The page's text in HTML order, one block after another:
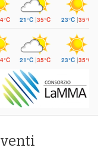
21°C |35°C 23°C |35°C
21°C |35°C 23°C |35°C